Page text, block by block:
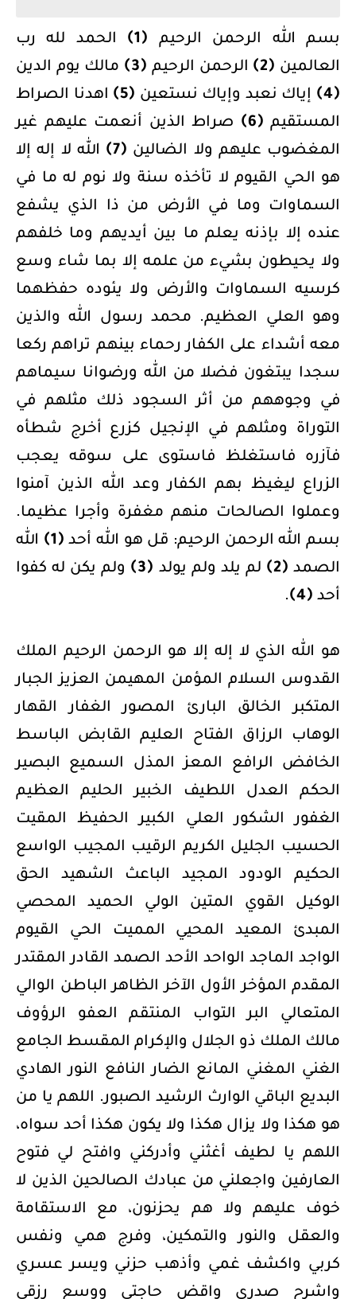
بسم الله الرحمن الرحيم ﴿1﴾
الحمد لله رب
العالمين ﴿2﴾ الرحمن الرحيم ﴿3﴾
مالك يوم الدين
﴿4﴾
إياك نعبد وإياك نستعين ﴿5﴾
اهدنا الصراط
المستقيم ﴿6﴾
صراط الذين أنعمت عليهم غير
المغضوب عليهم ولا الضالين ﴿7﴾
الله لا إله إلا
هو الحي القيوم لا تأخذه سنة ولا نوم له ما في
السماوات وما في الأرض من ذا الذي يشفع
عنده إلا بإذنه يعلم ما بين أيديهم وما خلفهم
ولا يحيطون بشيء من علمه إلا بما شاء وسع
كرسيه السماوات والأرض ولا يئوده حفظهما
وهو العلي العظيم. محمد رسول الله والذين
معه أشداء على الكفار رحماء بينهم تراهم ركعا
سجدا يبتغون فضلا من الله ورضوانا سيماهم
في وجوههم من أثر السجود ذلك مثلهم في
التوراة ومثلهم في الإنجيل كزرع أخرج شطأه
فآزره فاستغلظ فاستوى على سوقه يعجب
الزراع ليغيظ بهم الكفار وعد الله الذين آمنوا
وعملوا الصالحات منهم مغفرة وأجرا عظيما.
بسم الله الرحمن الرحيم: قل هو الله أحد ﴿1﴾
الله
الصمد ﴿2﴾ لم يلد ولم يولد ﴿3﴾
ولم يكن له كفوا
أحد ﴿4﴾ .
هو الله الذي لا إله إلا هو الرحمن الرحيم الملك
القدوس السلام المؤمن المهيمن العزيز الجبار
المتكبر الخالق البارئ المصور الغفار القهار
الوهاب الرزاق الفتاح العليم القابض الباسط
الخافض الرافع المعز المذل السميع البصير
الحكم العدل اللطيف الخبير الحليم العظيم
الغفور الشكور العلي الكبير الحفيظ المقيت
الحسيب الجليل الكريم الرقيب المجيب الواسع
الحكيم الودود المجيد الباعث الشهيد الحق
الوكيل القوي المتين الولي الحميد المحصي
المبدئ المعيد المحيي المميت الحي القيوم
الواجد الماجد الواحد الأحد الصمد القادر المقتدر
المقدم المؤخر الأول الآخر الظاهر الباطن الوالي
المتعالي البر التواب المنتقم العفو الرؤوف
مالك الملك ذو الجلال والإكرام المقسط الجامع
الغني المغني المانع الضار النافع النور الهادي
البديع الباقي الوارث الرشيد الصبور. اللهم يا من
هو هكذا ولا يزال هكذا ولا يكون هكذا أحد سواه،
اللهم يا لطيف أغثني وأدركني وافتح لي فتوح
العارفين واجعلني من عبادك الصالحين الذين لا
خوف عليهم ولا هم يحزنون، مع الاستقامة
والعقل والنور والتمكين، وفرج همي ونفس
كربي واكشف غمي وأذهب حزني ويسر عسري
واشرح صدري واقض حاجتي ووسع رزقي